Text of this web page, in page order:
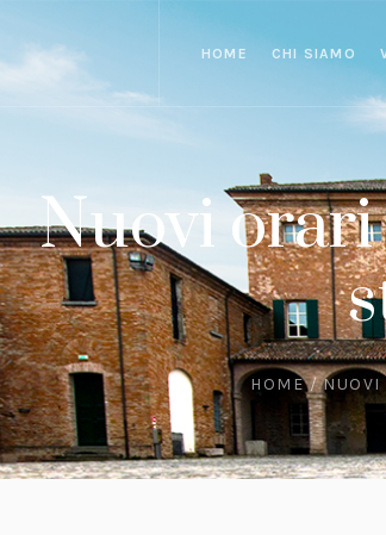
HOME CHI SIAMO
Nuovi
HOME / NUOVI